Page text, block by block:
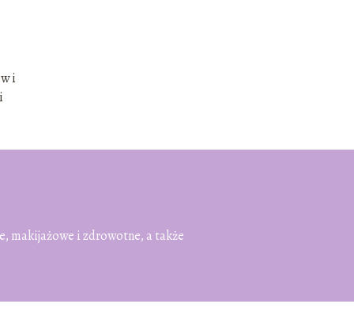
i
makijażowe i zdrowotne, a także